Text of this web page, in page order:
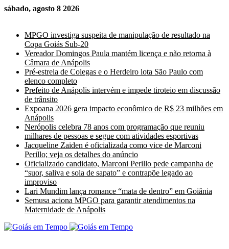
sábado, agosto 8 2026
MPGO investiga suspeita de manipulação de resultado na
Copa Goiás Sub-20
Vereador Domingos Paula mantém licença e não retorna à
Câmara de Anápolis
Pré-estreia de Colegas e o Herdeiro lota São Paulo com
elenco completo
Prefeito de Anápolis intervém e impede tiroteio em discussão
de trânsito
Expoana 2026 gera impacto econômico de R$ 23 milhões em
Anápolis
Nerópolis celebra 78 anos com programação que reuniu
milhares de pessoas e segue com atividades esportivas
Jacqueline Zaiden é oficializada como vice de Marconi
Perillo; veja os detalhes do anúncio
Oficializado candidato, Marconi Perillo pede campanha de
“suor, saliva e sola de sapato” e contrapõe legado ao
improviso
Lari Mundim lança romance “mata de dentro” em Goiânia
Semusa aciona MPGO para garantir atendimentos na
Maternidade de Anápolis